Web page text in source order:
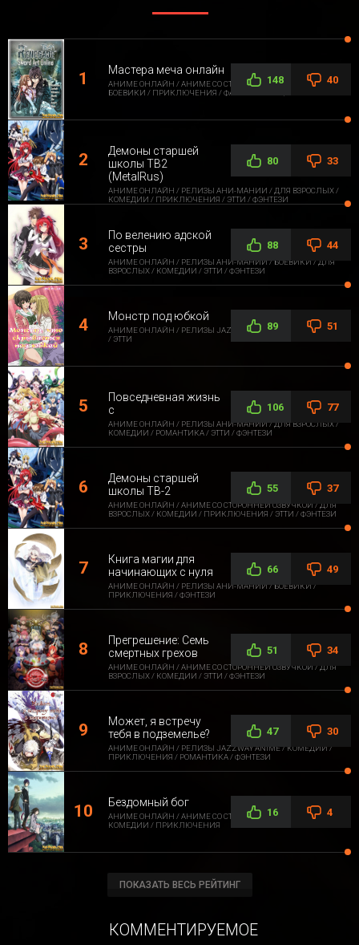
Мастера меча онлайн
АНИМЕ ОНЛАЙН / АНИМЕ СО СТОРОННЕЙ ОЗВУЧКОЙ /
БОЕВИКИ / ПРИКЛЮЧЕНИЯ / ФАНТАСТИКА / ФЭНТЕЗИ
148 40
Демоны старшей
школы ТВ2
(MetalRus)
АНИМЕ ОНЛАЙН / РЕЛИЗЫ АНИ-МАНИИ / ДЛЯ ВЗРОСЛЫХ /
КОМЕДИИ / ПРИКЛЮЧЕНИЯ / ЭТТИ / ФЭНТЕЗИ
80 33
По велению адской
сестры
АНИМЕ ОНЛАЙН / РЕЛИЗЫ АНИ-МАНИИ / БОЕВИКИ / ДЛЯ
ВЗРОСЛЫХ / КОМЕДИИ / ЭТТИ / ФЭНТЕЗИ
88 44
Монстр под юбкой
АНИМЕ ОНЛАЙН / РЕЛИЗЫ JAZZWAY ANIME / ДЛЯ ВЗРОСЛЫХ
/ ЭТТИ
89 51
Повседневная жизнь
с
АНИМЕ ОНЛАЙН / РЕЛИЗЫ АНИ-МАНИИ / ДЛЯ ВЗРОСЛЫХ /
КОМЕДИИ / РОМАНТИКА / ЭТТИ / ФЭНТЕЗИ
106 77
Демоны старшей
школы ТВ-2
АНИМЕ ОНЛАЙН / АНИМЕ СО СТОРОННЕЙ ОЗВУЧКОЙ / ДЛЯ
ВЗРОСЛЫХ / КОМЕДИИ / ПРИКЛЮЧЕНИЯ / ЭТТИ / ФЭНТЕЗИ
55 37
Книга магии для
начинающих с нуля
АНИМЕ ОНЛАЙН / РЕЛИЗЫ АНИ-МАНИИ / БОЕВИКИ /
ПРИКЛЮЧЕНИЯ / ФЭНТЕЗИ
66 49
Прегрешение: Семь
смертных грехов
АНИМЕ ОНЛАЙН / АНИМЕ СО СТОРОННЕЙ ОЗВУЧКОЙ / ДЛЯ
ВЗРОСЛЫХ / КОМЕДИИ / ЭТТИ / ФЭНТЕЗИ
51 34
Может, я встречу
тебя в подземелье?
АНИМЕ ОНЛАЙН / РЕЛИЗЫ JAZZWAY ANIME / КОМЕДИИ /
ПРИКЛЮЧЕНИЯ / РОМАНТИКА / ФЭНТЕЗИ
47 30
Бездомный бог
АНИМЕ ОНЛАЙН / АНИМЕ СО СТОРОННЕЙ ОЗВУЧКОЙ /
КОМЕДИИ / ПРИКЛЮЧЕНИЯ
16 4
ПОКАЗАТЬ ВЕСЬ РЕЙТИНГ
КОММЕНТИРУЕМОЕ